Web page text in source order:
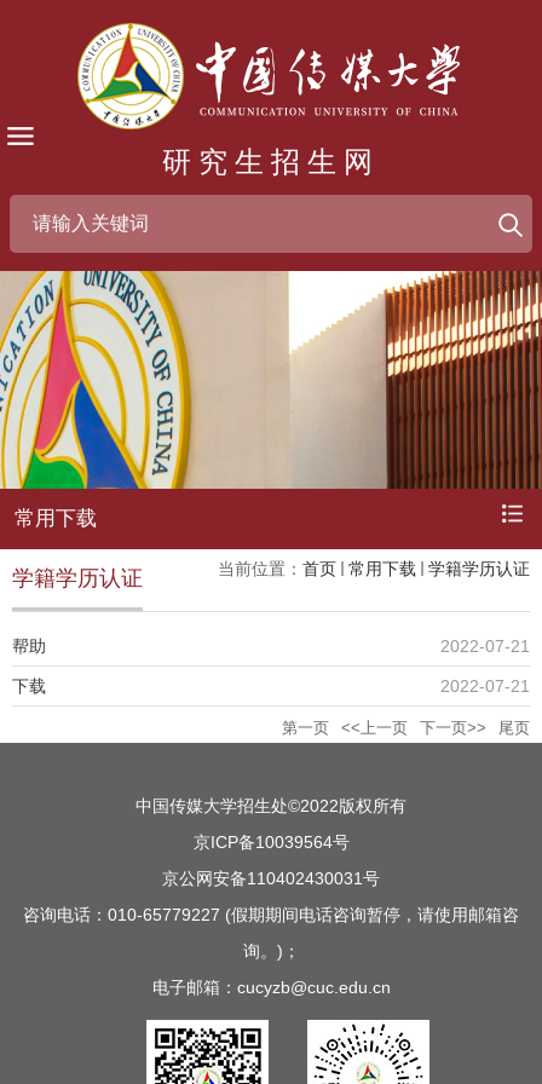
研究生招生网
常用下载
当前位置： 首页 常用下载 学籍学历认证
学籍学历认证
帮助 2022-07-21
下载 2022-07-21
第一页 <<上一页 下一页>> 尾页
中国传媒大学招生处©2022版权所有
京ICP备10039564号
京公网安备110402430031号
咨询电话：010-65779227 (假期期间电话咨询暂停，请使用邮箱咨
询。)；
电子邮箱：cucyzb@cuc.edu.cn